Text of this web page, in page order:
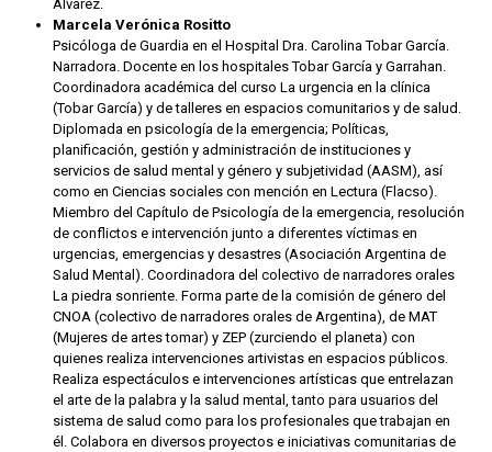
Alvarez.
Marcela Verónica Rositto
Psicóloga de Guardia en el Hospital Dra. Carolina Tobar García.
Narradora. Docente en los hospitales Tobar García y Garrahan.
Coordinadora académica del curso La urgencia en la clínica
(Tobar García) y de talleres en espacios comunitarios y de salud.
Diplomada en psicología de la emergencia; Políticas,
planificación, gestión y administración de instituciones y
servicios de salud mental y género y subjetividad (AASM), así
como en Ciencias sociales con mención en Lectura (Flacso).
Miembro del Capítulo de Psicología de la emergencia, resolución
de conflictos e intervención junto a diferentes víctimas en
urgencias, emergencias y desastres (Asociación Argentina de
Salud Mental). Coordinadora del colectivo de narradores orales
La piedra sonriente. Forma parte de la comisión de género del
CNOA (colectivo de narradores orales de Argentina), de MAT
(Mujeres de artes tomar) y ZEP (zurciendo el planeta) con
quienes realiza intervenciones artivistas en espacios públicos.
Realiza espectáculos e intervenciones artísticas que entrelazan
el arte de la palabra y la salud mental, tanto para usuarios del
sistema de salud como para los profesionales que trabajan en
él. Colabora en diversos proyectos e iniciativas comunitarias de